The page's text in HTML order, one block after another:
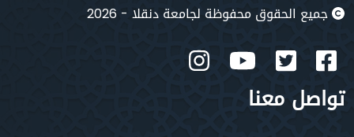
جميع الحقوق محفوظة لجامعة دنقلا - 2026
تواصل معنا